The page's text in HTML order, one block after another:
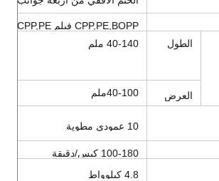
CPP,PE,BOPP فيلم CPP,PE فيلم,BOPP فيلم
الطول 40-140 ملم
العرض 40-100ملم
10 عمودي مطوية
100-180 كيس/دقيقة
4.8 كيلوواط